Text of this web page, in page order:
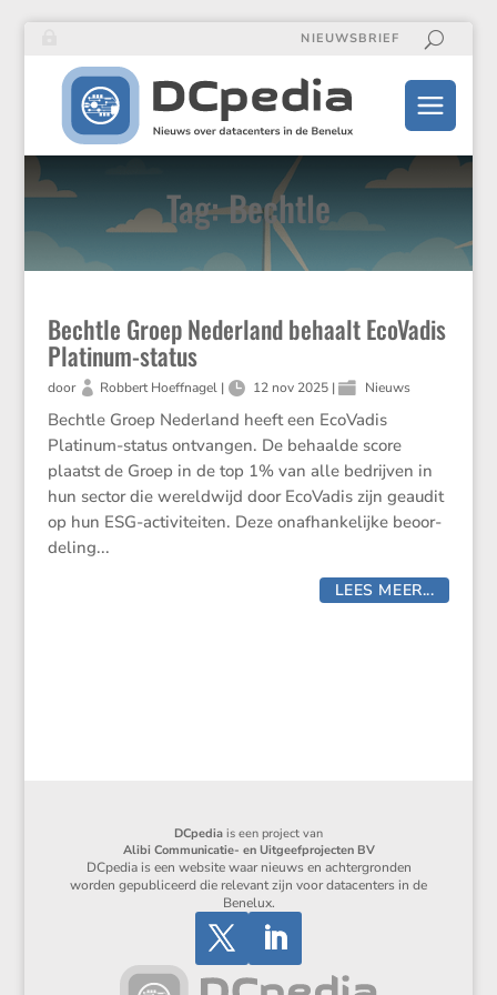
NIEUWSBRIEF
Tag: Bechtle
Bechtle Groep Nederland behaalt EcoVadis
Platinum-status
door Robbert Hoeffnagel| 12 nov 2025 | Nieuws
Bechtle Groep Neder­land heeft een EcoVadis
Platinum-status ontvangen. De behaalde score
plaatst de Groep in de top 1% van alle bedrijven in
hun sector die wereld­wijd door EcoVadis zijn geaudit
op hun ESG-activi­teiten. Deze onafhan­ke­lijke beoor­
de­ling...
LEES MEER...
DCpedia is een project van
Alibi Communicatie- en Uitgeefprojecten BV
DCpedia is een website waar nieuws en achtergronden
worden gepubliceerd die relevant zijn voor datacenters in de
Benelux.